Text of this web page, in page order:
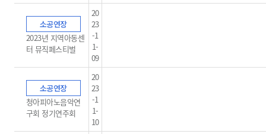
소공연장
2023년 지역아동센
터 뮤직페스티벌
20
23
-1
1-
09
소공연장
청아피아노음악연
구회 정기연주회
20
23
-1
1-
10